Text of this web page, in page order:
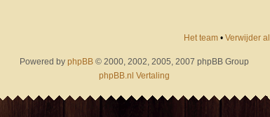
Het team • Verwijder
Powered by phpBB© 2000, 2002, 2005, 2007 phpBB Group
phpBB.nl Vertaling